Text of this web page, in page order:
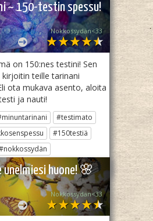
~ 150-testin spessu!
Nokkossydän<33
on 150:nes testini! Sen
kirjoitin teille tarinani
ota mukava asento, aloita
ja nauti!
#testimato
#150testiä
Twiittaa
unelmiesi huone! 🌸
Nokkossydän<33